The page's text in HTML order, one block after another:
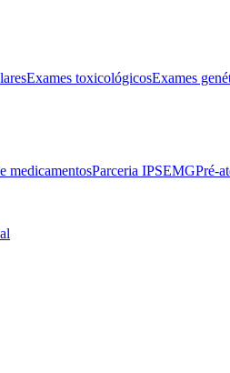
Exames toxicológicosExames
medicamentosParceria IPSEMGPré-